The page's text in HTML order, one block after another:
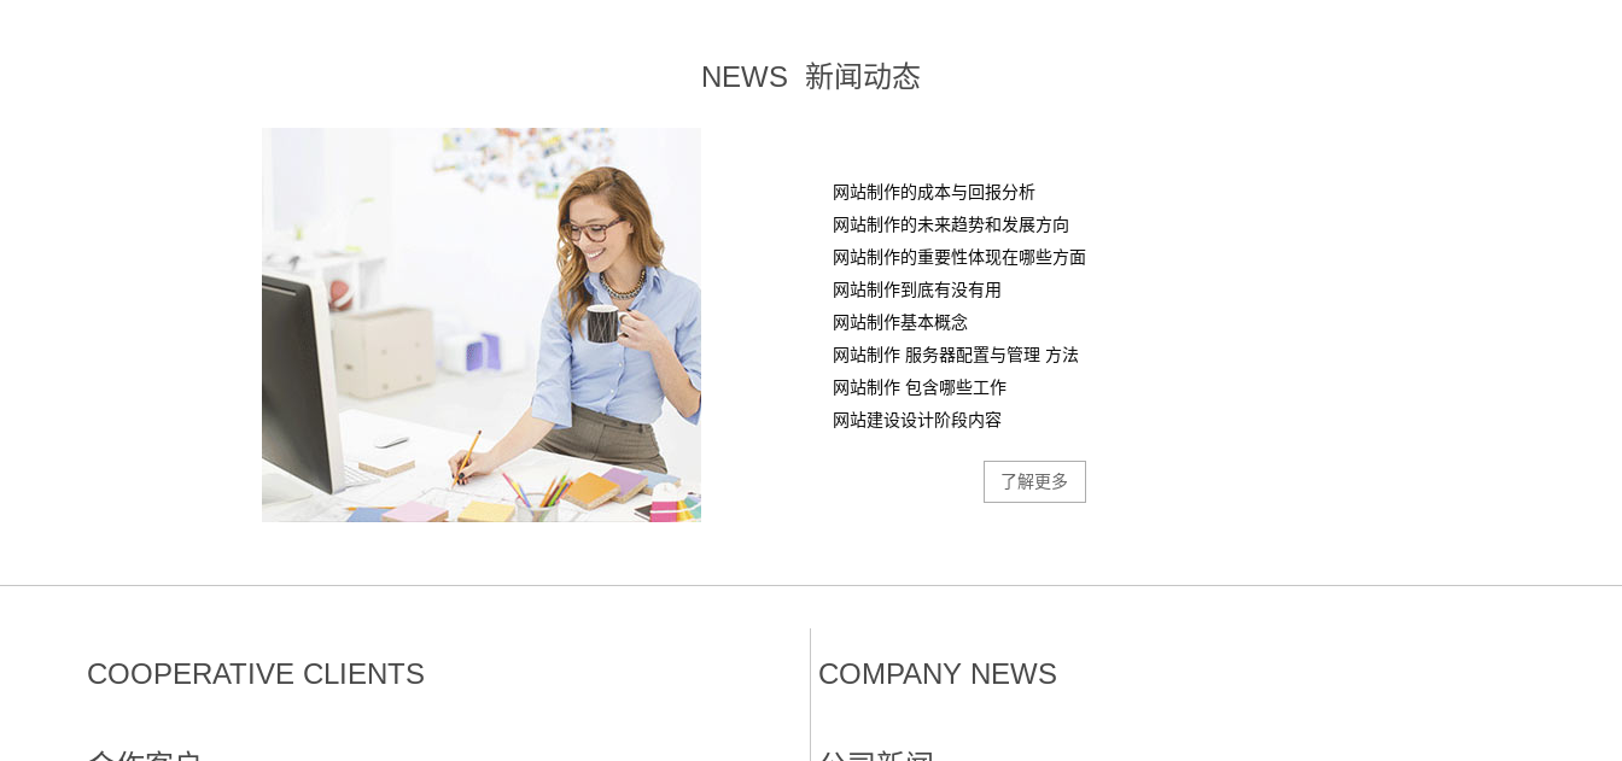
NEWS 新闻动态
网站制作的成本与回报分析
网站制作的未来趋势和发展方向
网站制作的重要性体现在哪些方面
网站制作到底有没有用
网站制作基本概念
网站制作 服务器配置与管理 方法
网站制作 包含哪些工作
网站建设设计阶段内容
了解更多
COOPERATIVE CLIENTS COMPANY NEWS